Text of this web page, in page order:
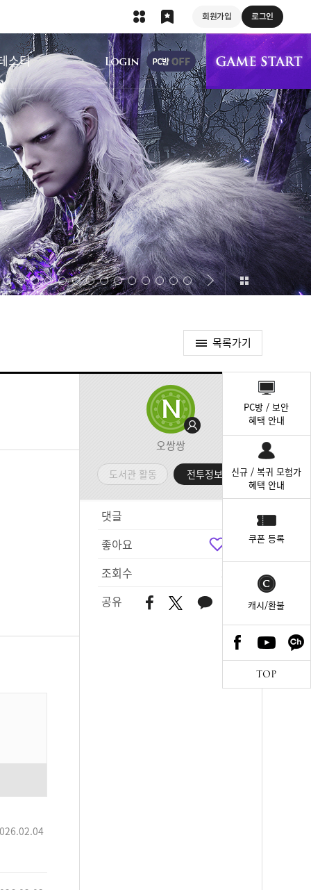
회원가입 로그인
스터
상단 메뉴
목록가기
오쌍쌍
도서관 활동 전투정보실
댓글
좋아요
조회수
277
공유
PC방 / 보안
혜택 안내
신규 / 복귀 모험가
혜택 안내
쿠폰 등록
캐시/환불
TOP